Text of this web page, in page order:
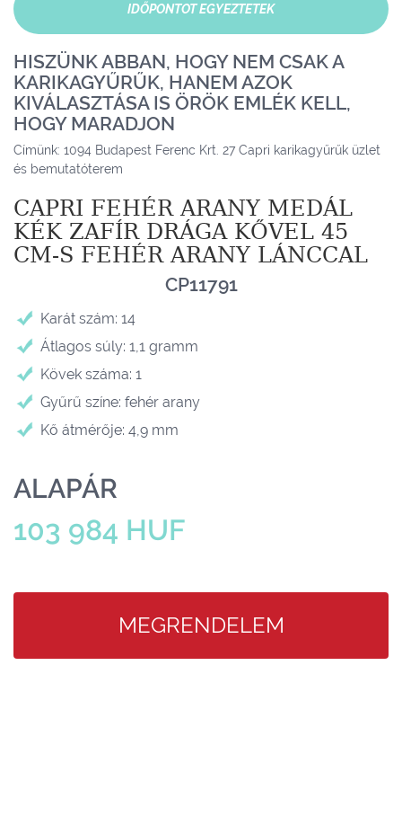
IDŐPONTOT EGYEZTETEK
HISZÜNK ABBAN, HOGY NEM CSAK A
KARIKAGYŰRŰK, HANEM AZOK
KIVÁLASZTÁSA IS ÖRÖK EMLÉK KELL,
HOGY MARADJON
Címünk: 1094 Budapest Ferenc Krt. 27 Capri karikagyűrűk üzlet
és bemutatóterem
CAPRI FEHÉR ARANY MEDÁL
KÉK ZAFÍR DRÁGA KŐVEL 45
CM-S FEHÉR ARANY LÁNCCAL
CP11791
Karát szám: 14
Átlagos súly: 1,1 gramm
Kövek száma: 1
Gyűrű színe: fehér arany
Kő átmérője: 4,9 mm
ALAPÁR
103 984 HUF
MEGRENDELEM